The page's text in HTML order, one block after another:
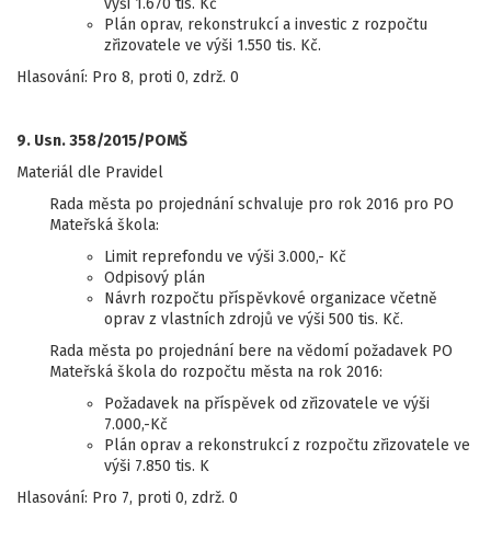
výši 1.670 tis. Kč
Plán oprav, rekonstrukcí a investic z rozpočtu
zřizovatele ve výši 1.550 tis. Kč.
Hlasování: Pro 8, proti 0, zdrž. 0
9. Usn. 358/2015/POMŠ
Materiál dle Pravidel
Rada města po projednání schvaluje pro rok 2016 pro PO
Mateřská škola:
Limit reprefondu ve výši 3.000,- Kč
Odpisový plán
Návrh rozpočtu příspěvkové organizace včetně
oprav z vlastních zdrojů ve výši 500 tis. Kč.
Rada města po projednání bere na vědomí požadavek PO
Mateřská škola do rozpočtu města na rok 2016:
Požadavek na příspěvek od zřizovatele ve výši
7.000,-Kč
Plán oprav a rekonstrukcí z rozpočtu zřizovatele ve
výši 7.850 tis. K
Hlasování: Pro 7, proti 0, zdrž. 0